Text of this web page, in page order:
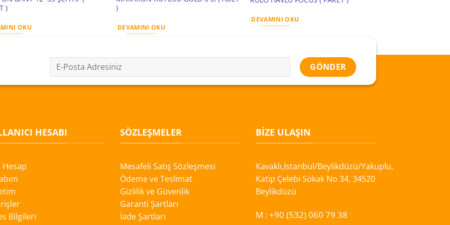
)
OKU
)
DEVAMINI OKU
DEVAMINI OKU
HESABI
Hesap
Bilgileri
SÖZLEŞMELER
Mesafeli Satış Sözleşmesi
Ödeme ve Teslimat
Gizlilik ve Güvenlik
Garanti Şartları
İade Şartları
BIZE ULAŞIN
Kavaklı,İstanbul/Beylikdüzü/Yakuplu,
Katip Çelebi Sokak No 34, 34520
Beylikdüzü
M :+90 (532) 060 79 38